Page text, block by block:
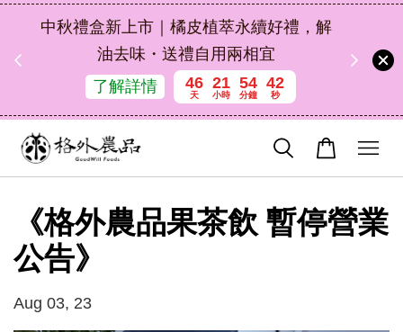
中秋禮盒新上市｜橘皮植萃永續好禮，解
油去味・送禮自用兩相宜
了解詳情
46
天
21
小時
54
分鐘
42
秒
《格外農品果茶飲 暫停營業
公告》
Aug 03, 23